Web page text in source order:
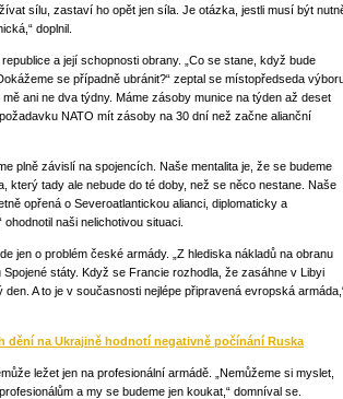
sílu, zastaví ho opět jen síla. Je otázka, jestli musí být
doplnil.
a její schopnosti obrany. „Co se stane, když bude
se případně ubránit?“ zeptal se místopředseda
mě ani ne dva týdny. Máme zásoby munice na týden až deset
NATO mít zásoby na 30 dní než začne alianční
plně závislí na spojencích. Naše mentalita je, že se budeme
který tady ale nebude do té doby, než se něco nestane. Naše
opřená o Severoatlantickou alianci, diplomaticky a
naši nelichotivou situaci.
jen o problém české armády. „Z hlediska nákladů na obranu
státy. Když se Francie rozhodla, že zasáhne v Libyi
den. A to je v současnosti nejlépe připravená evropská
dění na Ukrajině hodnotí negativně počínání Ruska
ležet jen na profesionální armádě. „Nemůžeme si myslet,
a my se budeme jen koukat,“ domníval se.